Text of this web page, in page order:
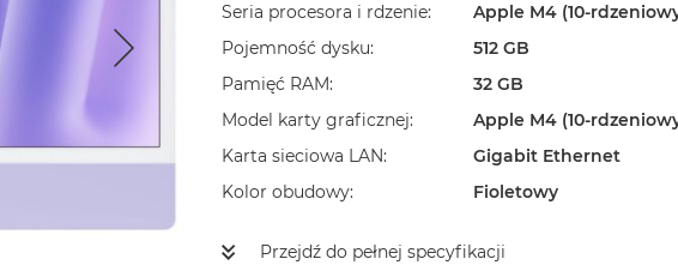
Seria procesora i rdzenie
Apple M4 (10-
Pojemność dysku
512 GB
Pamięć RAM
32 GB
Model karty graficznej
Apple M4 (10-
Karta sieciowa LAN
Gigabit Ethernet
Kolor obudowy
Fioletowy
Przejdź do pełnej specyfikacji